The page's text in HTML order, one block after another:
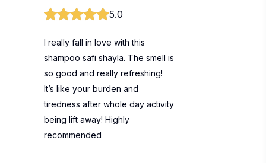
5.0
I really fall in love with this
shampoo safi shayla. The smell is
so good and really refreshing!
It’s like your burden and
tiredness after whole day activity
being lift away! Highly
recommended